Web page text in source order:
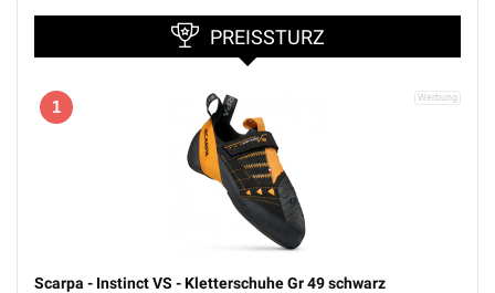
PREISSTURZ
1
Scarpa - Instinct VS - Kletterschuhe Gr 49 schwarz